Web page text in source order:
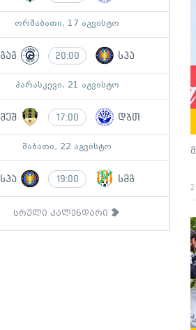
ორშაბათი, 17 აგვისტო
გაგ 20:00 სპა
პარასკევი, 21 აგვისტო
მეშ 17:00 დბთ
შაბათი, 22 აგვისტო
სპა 19:00 სმგ
სრული კალენდარი